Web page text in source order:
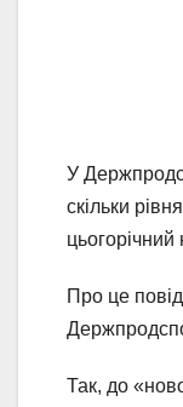
У
скільки
цьогорічний
Про це
Так, до